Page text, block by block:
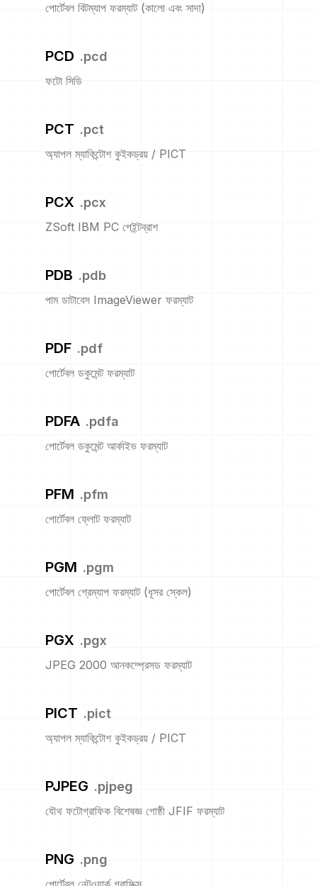
পোর্টেবল বিটম্যাপ ফরম্যাট (কালো এবং সাদা)
PCD .pcd
ফটো সিডি
PCT .pct
অ্যাপল ম্যাকিন্টোশ কুইকড্রয় / PICT
PCX .pcx
ZSoft IBM PC পেইন্টব্রাশ
PDB .pdb
পাম ডাটাবেস ImageViewer ফরম্যাট
PDF .pdf
পোর্টেবল ডকুমেন্ট ফরম্যাট
PDFA .pdfa
পোর্টেবল ডকুমেন্ট আর্কাইভ ফরম্যাট
PFM .pfm
পোর্টেবল ফ্লোট ফরম্যাট
PGM .pgm
পোর্টেবল গ্রেম্যাপ ফরম্যাট (ধূসর স্কেল)
PGX .pgx
JPEG 2000 আনকম্প্রেসড ফরম্যাট
PICT .pict
অ্যাপল ম্যাকিন্টোশ কুইকড্রয় / PICT
PJPEG .pjpeg
যৌথ ফটোগ্রাফিক বিশেষজ্ঞ গোষ্ঠী JFIF ফরম্যাট
PNG .png